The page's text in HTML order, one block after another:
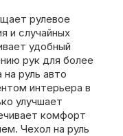
рулевое
и случайных
удобный
рук для более
руль авто
интерьера в
улучшает
комфорт
Чехол на руль